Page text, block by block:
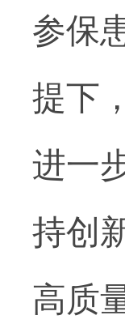
参保
提下
进一
持创
高质